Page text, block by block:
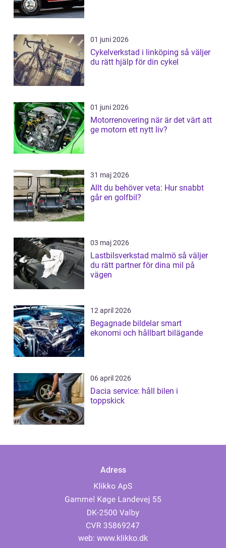
01 juni 2026
Cykelverkstad i linköping så väljer
du rätt hjälp för din cykel
01 juni 2026
Motorrenovering när är det värt att
ge motorn ett nytt liv?
31 maj 2026
Allt du behöver veta: Hur snabbt
går en golfbil?
03 maj 2026
Lastbilsverkstad malmö så väljer
du rätt partner för dina mil på
vägen
12 april 2026
Begagnade bildelar smart
ekonomi och hållbart bilägande
06 april 2026
Dacia service: håll bilen i
toppskick
Adress
web: www.klikko.dk